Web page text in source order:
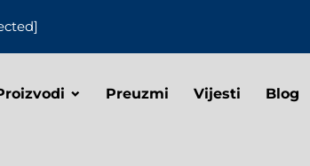
Preuzmi Vijesti Blog